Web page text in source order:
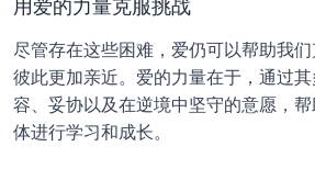
用爱的力量克服挑战
尽管存在这些困难，爱仍可以帮助我
彼此更加亲近。爱的力量在于，通过
容、妥协以及在逆境中坚守的意愿，
体进行学习和成长。